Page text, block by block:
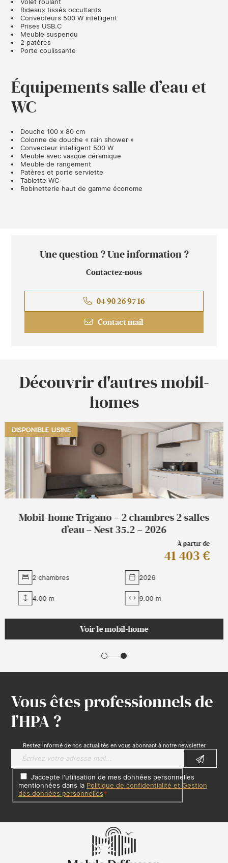
Rideaux tissés occultants
Convecteurs 500 W intelligent
Prises USB.C
Meuble suspendu
2 patères
Porte coulissante
Équipements salle d’eau et
WC
Douche 100 x 80 cm
Colonne de douche « rain shower »
Convecteur intelligent 500 W
Meuble avec vasque céramique
Meuble de rangement
Patères et porte serviette
Tablette WC
Robinetterie haut de gamme économe
Une question ? Une information ?
Contactez-nous
04 90 26 97 16
Contact mail
Découvrir d'autres mobil-
homes
DISPONIBLE USINE
Mobil-home Trigano – 2 chambres 2 salles
d’eau – Nest 35.2 – 2026
À partir de
41 403 €
2 chambres 2026
4.00 m 9.00 m
Voir le mobil-home
Vous êtes professionnels de
l’HPA ?
Restez informé de nos actualités en vous abonnant à notre newsletter
J’accepte l'utilisation de mes données personnelles
mentionnées dans la Politique de confidentialité et Gestion
des données personnelles*